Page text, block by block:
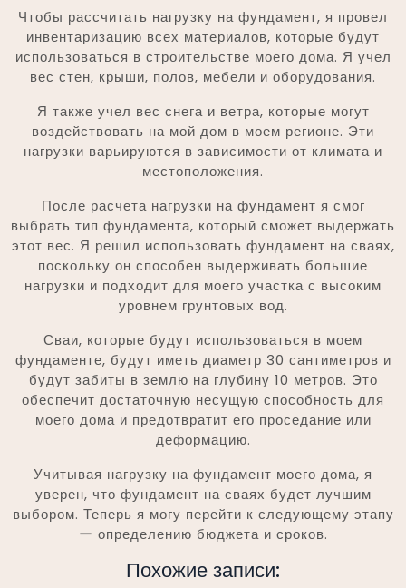
Чтобы рассчитать нагрузку на фундамент, я провел
инвентаризацию всех материалов, которые будут
использоваться в строительстве моего дома. Я учел
вес стен, крыши, полов, мебели и оборудования.
Я также учел вес снега и ветра, которые могут
воздействовать на мой дом в моем регионе. Эти
нагрузки варьируются в зависимости от климата и
местоположения.
После расчета нагрузки на фундамент я смог
выбрать тип фундамента, который сможет выдержать
этот вес. Я решил использовать фундамент на сваях,
поскольку он способен выдерживать большие
нагрузки и подходит для моего участка с высоким
уровнем грунтовых вод.
Сваи, которые будут использоваться в моем
фундаменте, будут иметь диаметр 30 сантиметров и
будут забиты в землю на глубину 10 метров. Это
обеспечит достаточную несущую способность для
моего дома и предотвратит его проседание или
деформацию.
Учитывая нагрузку на фундамент моего дома, я
уверен, что фундамент на сваях будет лучшим
выбором. Теперь я могу перейти к следующему этапу
ー определению бюджета и сроков.
Похожие записи: